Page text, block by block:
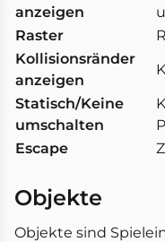
anzeigen
Raster
Kollisionsränder
anzeigen
Statisch/Keine
umschalten
Escape
Objekte
Objekte sind